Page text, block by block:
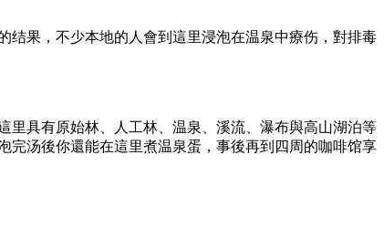
结果，不少本地的人會到這里浸泡在温泉中療伤，對排毒
里具有原始林、人工林、温泉、溪流、瀑布與高山湖泊等
完汤後你還能在這里煮温泉蛋，事後再到四周的咖啡馆享